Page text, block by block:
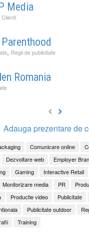
Media
Clienti
, Regii de publicitate
Romania
Adauga prezentare de
Comunicare online
Dezvoltare web Employer
Gaming Interactive Retail
Monitorizare media PR
Productie video Publicitate
Publicitate outdoor
Training